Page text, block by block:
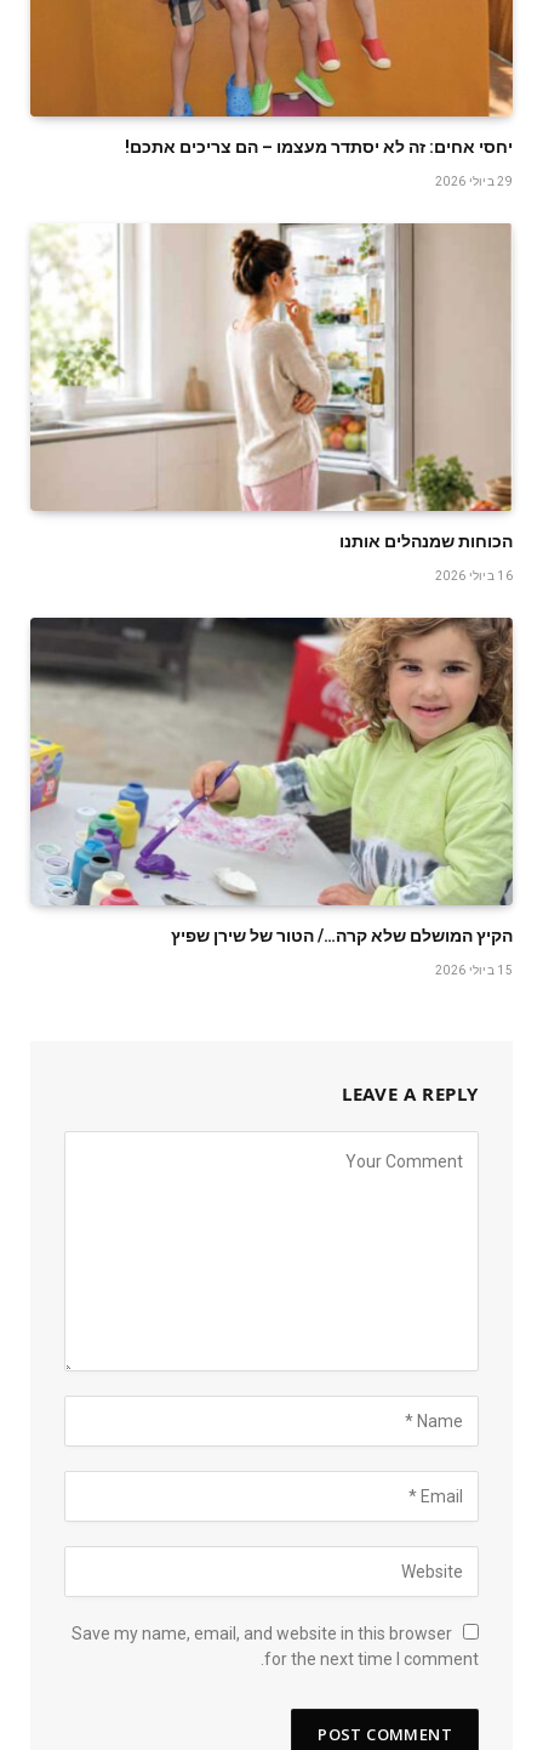
יחסי אחים: זה לא יסתדר מעצמו – הם צריכים אתכם!
29 ביולי 2026
הכוחות שמנהלים אותנו
16 ביולי 2026
הקיץ המושלם שלא קרה…/ הטור של שירן שפיץ
15 ביולי 2026
LEAVE A REPLY
Save my name, email, and website in this browser
for the next time I comment.